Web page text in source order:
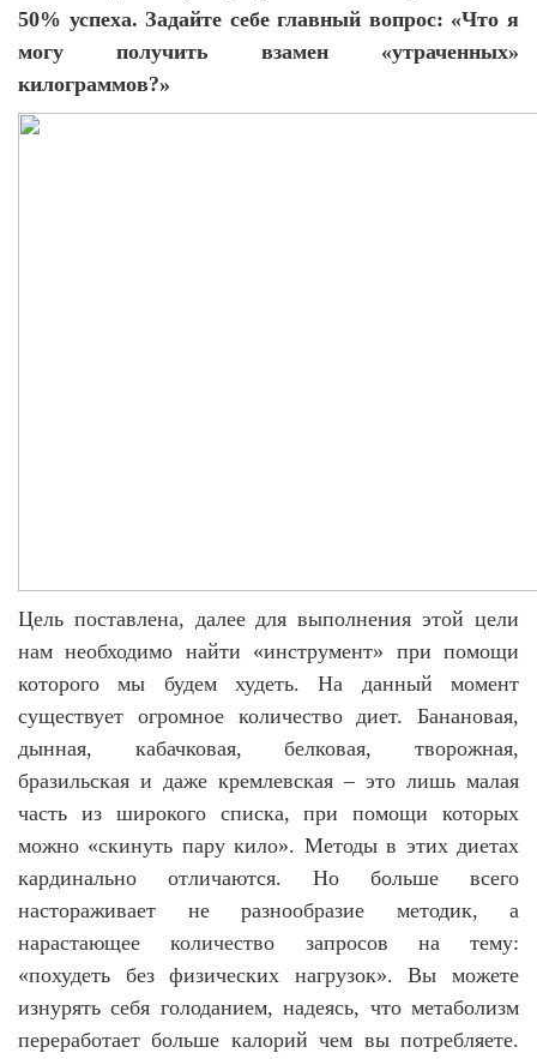
50% успеха. Задайте себе главный вопрос: «Что я
могу получить взамен «утраченных»
килограммов?»
Цель поставлена, далее для выполнения этой цели
нам необходимо найти «инструмент» при помощи
которого мы будем худеть. На данный момент
существует огромное количество диет. Банановая,
дынная, кабачковая, белковая, творожная,
бразильская и даже кремлевская – это лишь малая
часть из широкого списка, при помощи которых
можно «скинуть пару кило». Методы в этих диетах
кардинально отличаются. Но больше всего
настораживает не разнообразие методик, а
нарастающее количество запросов на тему:
«похудеть без физических нагрузок». Вы можете
изнурять себя голоданием, надеясь, что метаболизм
переработает больше калорий чем вы потребляете.